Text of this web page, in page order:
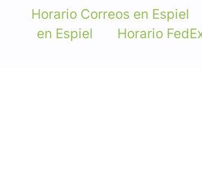
Horario Correos en Espiel
en Espiel
Horario